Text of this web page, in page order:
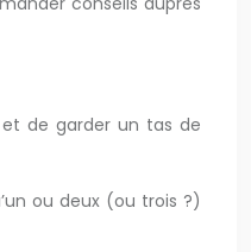
et de garder un tas de
ou deux (ou trois ?)